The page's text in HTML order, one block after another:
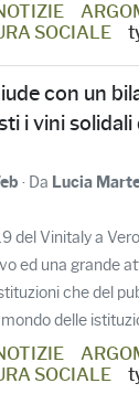
SOCIALE
con un
i vini
· Da Lucia
del Vinitaly a
ed una grande
che del
delle
SOCIALE